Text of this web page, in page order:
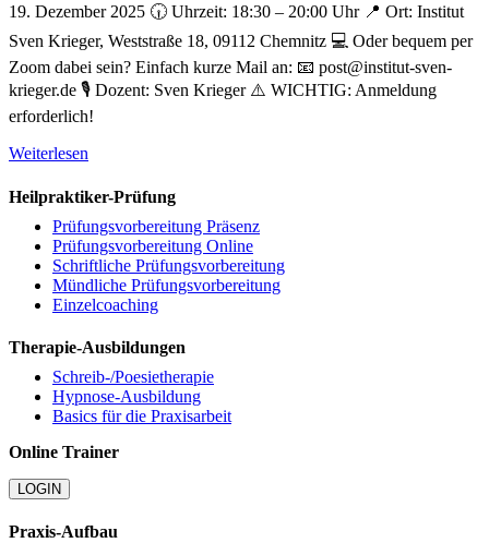
19. Dezember 2025 🕡 Uhrzeit: 18:30 – 20:00 Uhr 📍 Ort: Institut
Sven Krieger, Weststraße 18, 09112 Chemnitz 💻 Oder bequem per
Zoom dabei sein? Einfach kurze Mail an: 📧 post@institut-sven-
krieger.de 🎙️ Dozent: Sven Krieger ⚠️ WICHTIG: Anmeldung
erforderlich!
Weiterlesen
Heilpraktiker-Prüfung
Prüfungsvorbereitung Präsenz
Prüfungsvorbereitung Online
Schriftliche Prüfungsvorbereitung
Mündliche Prüfungsvorbereitung
Einzelcoaching
Therapie-Ausbildungen
Schreib-/Poesietherapie
Hypnose-Ausbildung
Basics für die Praxisarbeit
Online Trainer
LOGIN
Praxis-Aufbau